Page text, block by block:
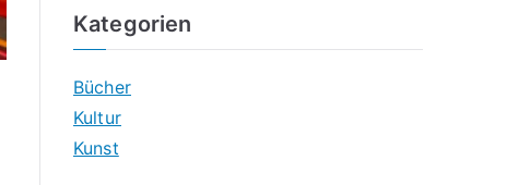
Kategorien
Bücher
Kultur
Kunst